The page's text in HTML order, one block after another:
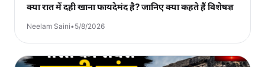
क्या रात में दही खाना फायदेमंद है? जानिए क्या कहते हैं विशेषज्ञ
Neelam Saini•5/8/2026